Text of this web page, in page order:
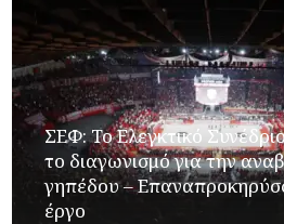
ΣΕΦ: Το Ελεγκτικό
το διαγωνισμό για την
γηπέδου –
έργο